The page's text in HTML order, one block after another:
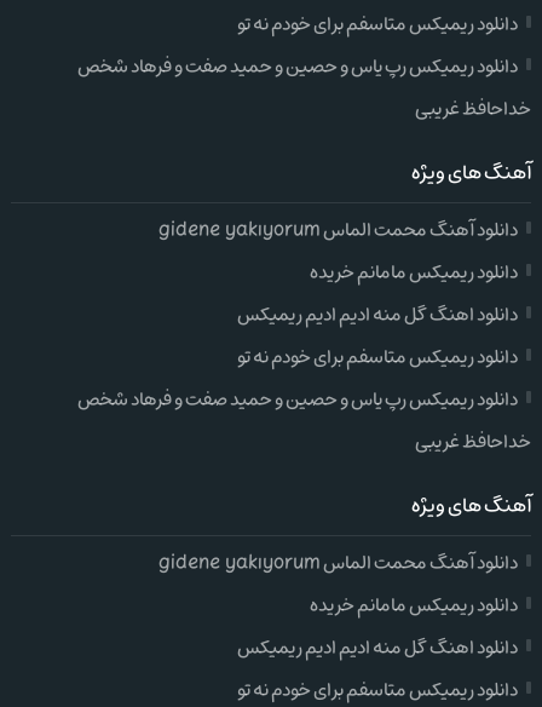
دانلود ریمیکس متاسفم برای خودم نه تو
دانلود ریمیکس رپ یاس و حصین و حمید صفت و فرهاد شخص
خداحافظ غریبی
آهنگ های ویژه
دانلود آهنگ محمت الماس gidene yakıyorum
دانلود ریمیکس مامانم خریده
دانلود اهنگ گل منه ادیم ادیم ریمیکس
دانلود ریمیکس متاسفم برای خودم نه تو
دانلود ریمیکس رپ یاس و حصین و حمید صفت و فرهاد شخص
خداحافظ غریبی
آهنگ های ویژه
دانلود آهنگ محمت الماس gidene yakıyorum
دانلود ریمیکس مامانم خریده
دانلود اهنگ گل منه ادیم ادیم ریمیکس
دانلود ریمیکس متاسفم برای خودم نه تو